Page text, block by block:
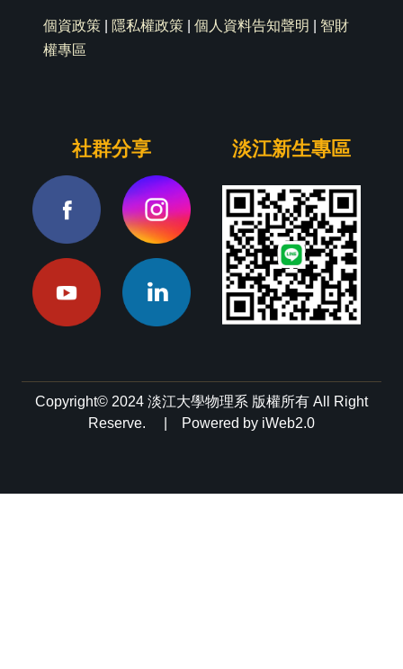
個資政策 隱私權政策 個人資料告知聲明
智財
權專區
社群分享 淡江新生專區
Copyright© 2024 淡江大學物理系 版權所有 All Right
Reserve. | Powered by iWeb2.0